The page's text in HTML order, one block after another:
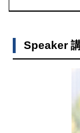
Speaker